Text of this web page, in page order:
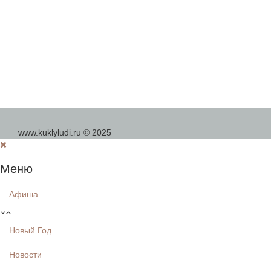
www.kuklyludi.ru © 2025
Меню
Афиша
Новый Год
Новости